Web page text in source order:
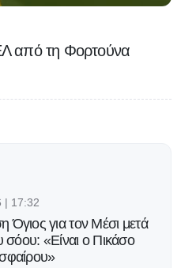
από τη Φορτούνα
| 17:32
για τον Μέσι μετά
σόου: «Είναι ο Πικάσο